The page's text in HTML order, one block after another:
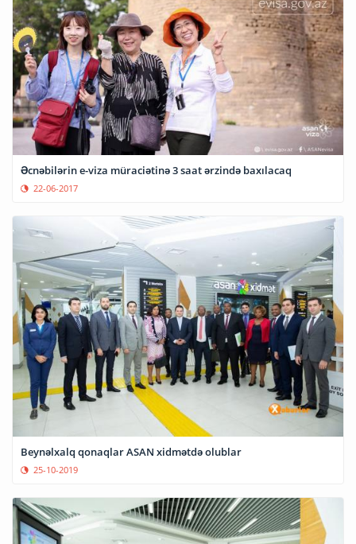
Əcnəbilərin e-viza müraciətinə 3 saat ərzində baxılacaq
22-06-2017
Beynəlxalq qonaqlar ASAN xidmətdə olublar
25-10-2019